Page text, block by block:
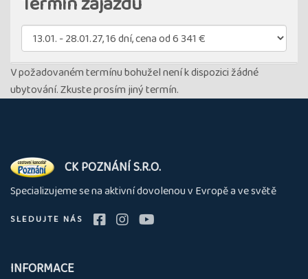
V požadovaném termínu bohužel není k dispozici žádné
ubytování. Zkuste prosím jiný termín.
O
nás
CK POZNÁNÍ S.R.O.
Specializujeme se na aktivní dovolenou v Evropě a ve světě
SLEDUJTE NÁS
INFORMACE